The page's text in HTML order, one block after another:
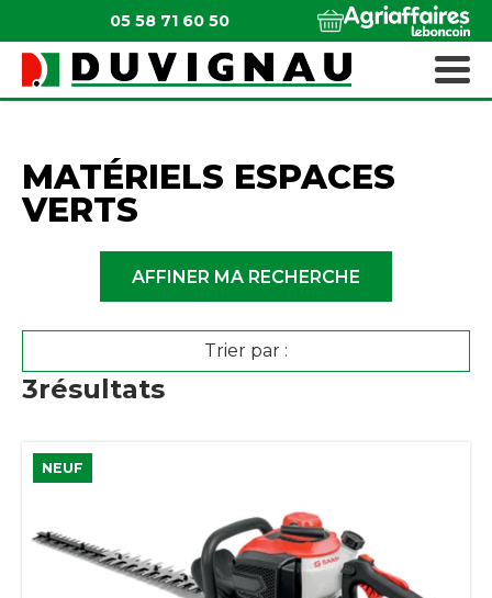
05 58 71 60 50
MATÉRIELS ESPACES
VERTS
3résultats
Trier par :
AFFINER MA RECHERCHE
NEUF